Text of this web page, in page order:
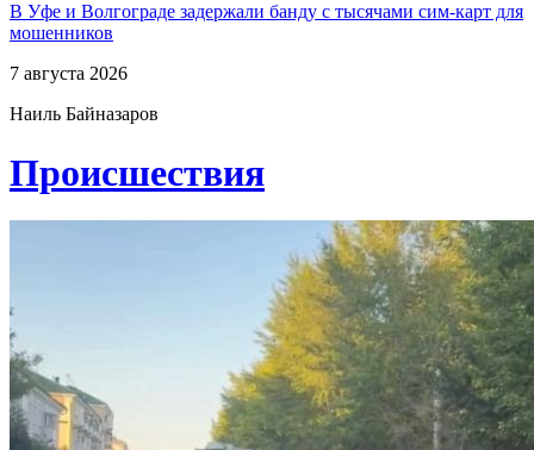
В Уфе и Волгограде задержали банду с тысячами сим-карт для
мошенников
7 августа 2026
Наиль Байназаров
Проиcшествия